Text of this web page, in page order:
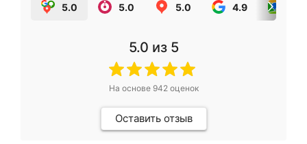
5.0 5.0 5.0 4.9
5.0 из 5
На основе 942оценок
Оставить отзыв